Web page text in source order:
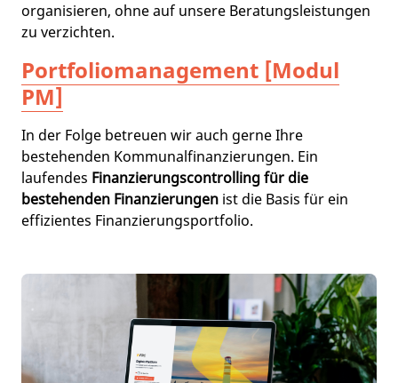
organisieren, ohne auf unsere Beratungsleistungen
zu verzichten.
Portfoliomanagement [Modul
PM]
In der Folge betreuen wir auch gerne Ihre
bestehenden Kommunalfinanzierungen. Ein
laufendes Finanzierungscontrolling für die
bestehenden Finanzierungen ist die Basis für ein
effizientes Finanzierungsportfolio.